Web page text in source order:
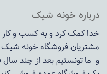
درباره خونه شیک
خدا کمک کرد و به کسب و کار
مشتریان فروشگاه خونه شیک
و ما تونستیم بعد از چند